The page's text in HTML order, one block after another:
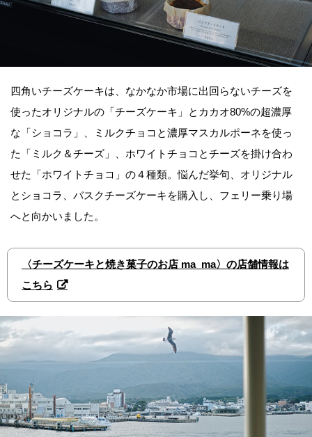
四角いチーズケーキは、なかなか市場に出回らないチーズを
使ったオリジナルの「チーズケーキ」とカカオ80%の超濃厚
な「ショコラ」、ミルクチョコと濃厚マスカルポーネを使っ
た「ミルク＆チーズ」、ホワイトチョコとチーズを掛け合わ
せた「ホワイトチョコ」の４種類。悩んだ挙句、オリジナル
とショコラ、バスクチーズケーキを購入し、フェリー乗り場
へと向かいました。
〈チーズケーキと焼き菓子のお店 ma_ma〉の店舗情報は
こちら